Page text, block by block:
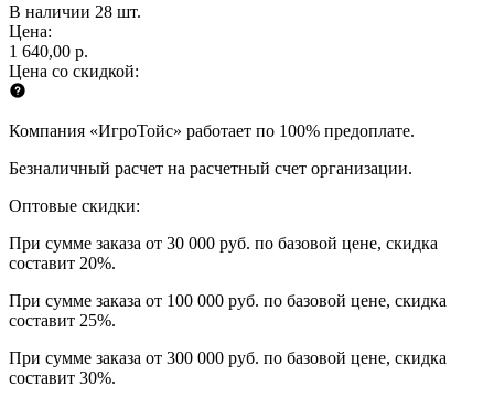
В наличии 28 шт.
Цена:
1 640,00 р.
Цена со скидкой:
Компания «ИгроТойс» работает по 100% предоплате.
Безналичный расчет на расчетный счет организации.
Оптовые скидки:
При сумме заказа от 30 000 руб. по базовой цене, скидка
составит 20%.
При сумме заказа от 100 000 руб. по базовой цене, скидка
составит 25%.
При сумме заказа от 300 000 руб. по базовой цене, скидка
составит 30%.